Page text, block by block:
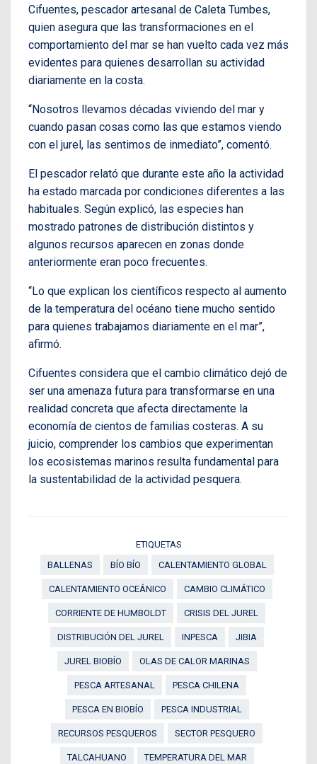
Cifuentes, pescador artesanal de Caleta Tumbes,
quien asegura que las transformaciones en el
comportamiento del mar se han vuelto cada vez más
evidentes para quienes desarrollan su actividad
diariamente en la costa.
“Nosotros llevamos décadas viviendo del mar y
cuando pasan cosas como las que estamos viendo
con el jurel, las sentimos de inmediato”, comentó.
El pescador relató que durante este año la actividad
ha estado marcada por condiciones diferentes a las
habituales. Según explicó, las especies han
mostrado patrones de distribución distintos y
algunos recursos aparecen en zonas donde
anteriormente eran poco frecuentes.
“Lo que explican los científicos respecto al aumento
de la temperatura del océano tiene mucho sentido
para quienes trabajamos diariamente en el mar”,
afirmó.
Cifuentes considera que el cambio climático dejó de
ser una amenaza futura para transformarse en una
realidad concreta que afecta directamente la
economía de cientos de familias costeras. A su
juicio, comprender los cambios que experimentan
los ecosistemas marinos resulta fundamental para
la sustentabilidad de la actividad pesquera.
ETIQUETAS
BALLENAS
BÍO BÍO CALENTAMIENTO GLOBAL
CALENTAMIENTO OCEÁNICO CAMBIO CLIMÁTICO
CORRIENTE DE HUMBOLDT CRISIS DEL JUREL
DISTRIBUCIÓN DEL JUREL INPESCA JIBIA
JUREL BIOBÍO OLAS DE CALOR MARINAS
PESCA ARTESANAL PESCA CHILENA
PESCA EN BIOBÍO PESCA INDUSTRIAL
RECURSOS PESQUEROS SECTOR PESQUERO
TALCAHUANO TEMPERATURA DEL MAR